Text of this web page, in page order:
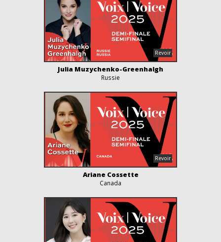
Julia Muzychenko-Greenhalgh
Russie
Ariane Cossette
Canada